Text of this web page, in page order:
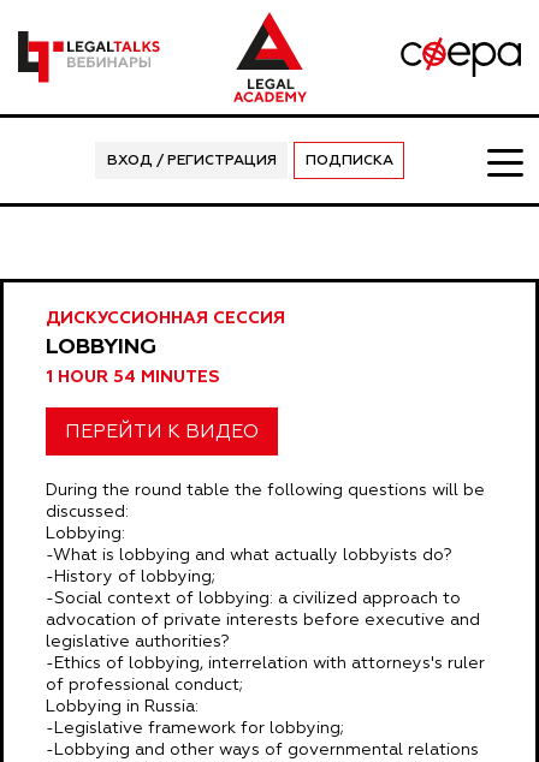
ВХОД / РЕГИСТРАЦИЯ ПОДПИСКА
ДИСКУССИОННАЯ СЕССИЯ
LOBBYING
1 HOUR 54 MINUTES
ПЕРЕЙТИ К ВИДЕО
During the round table the following questions will be
discussed:
Lobbying:
-What is lobbying and what actually lobbyists do?
-History of lobbying;
-Social context of lobbying: a civilized approach to
advocation of private interests before executive and
legislative authorities?
-Ethics of lobbying, interrelation with attorneys's ruler
of professional conduct;
Lobbying in Russia:
-Legislative framework for lobbying;
-Lobbying and other ways of governmental relations